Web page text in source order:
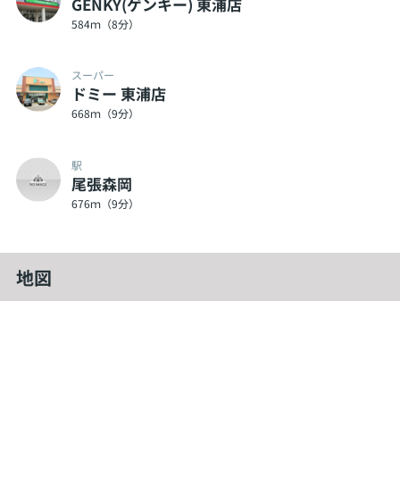
GENKY(ゲンキー) 東浦店
584ｍ（8分）
スーパー
ドミー 東浦店
668ｍ（9分）
駅
尾張森岡
676ｍ（9分）
地図